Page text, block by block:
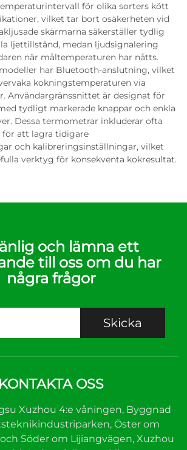
för olika sorters kött
vilket tar bort osäkerheten vid
skärmarna säkerställer tydlig
ljettillstånd, medan ljudsignalering
när måltemperaturen har nåtts.
har Bluetooth-anslutning, vilket
kokningstemperaturen via
Användargränssnittet är designat för
tydligt markerade knappar och enkla
Dessa termometrar inkluderar ofta
att lagra tidigare
och kalibreringsinställningar, vilket
verktyg för konsekventa kokresultat.
och lämna ett
till oss om du har
några frågor
Skicka
KONTAKTA OSS
Xuzhou 4:e våningen, Byggnad
Öster om
Söder om Lijiangvägen, Xuzhou